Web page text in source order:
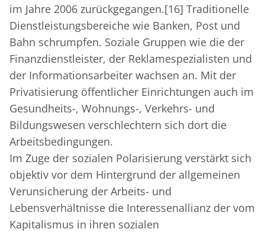
im Jahre 2006 zurückgegangen.[16] Traditionelle
Dienstleistungsbereiche wie Banken, Post und
Bahn schrumpfen. Soziale Gruppen wie die der
Finanzdienstleister, der Reklamespezialisten und
der Informationsarbeiter wachsen an. Mit der
Privatisierung öffentlicher Einrichtungen auch im
Gesundheits-, Wohnungs-, Verkehrs- und
Bildungswesen verschlechtern sich dort die
Arbeitsbedingungen.
Im Zuge der sozialen Polarisierung verstärkt sich
objektiv vor dem Hintergrund der allgemeinen
Verunsicherung der Arbeits- und
Lebensverhältnisse die Interessenallianz der vom
Kapitalismus in ihren sozialen